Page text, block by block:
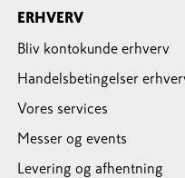
ERHVERV
Bliv kontokunde erhverv
Handelsbetingelser
Vores services
Messer og events
Levering og afhentning